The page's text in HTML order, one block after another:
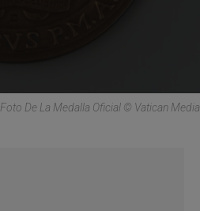
Foto De La Medalla Oficial © Vatican Media